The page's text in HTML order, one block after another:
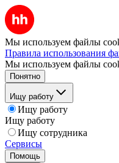
Мы используем файлы
Правила использования
Мы используем файлы
Понятно
Ищу работу
Ищу работу
Ищу работу
Ищу сотрудника
Сервисы
Помощь